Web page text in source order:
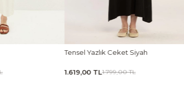
Tensel Jile Elbise Açık Haki
1.889,00 TL2.099,00 TL